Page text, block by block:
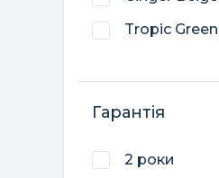
Tropic Green
Гарантія
2 роки